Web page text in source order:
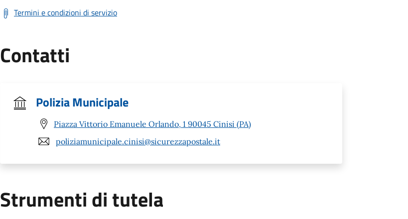
Termini e condizioni di servizio
Contatti
Polizia Municipale
Piazza Vittorio Emanuele Orlando, 1 90045 Cinisi (PA)
poliziamunicipale.cinisi@sicurezzapostale.it
Strumenti di tutela